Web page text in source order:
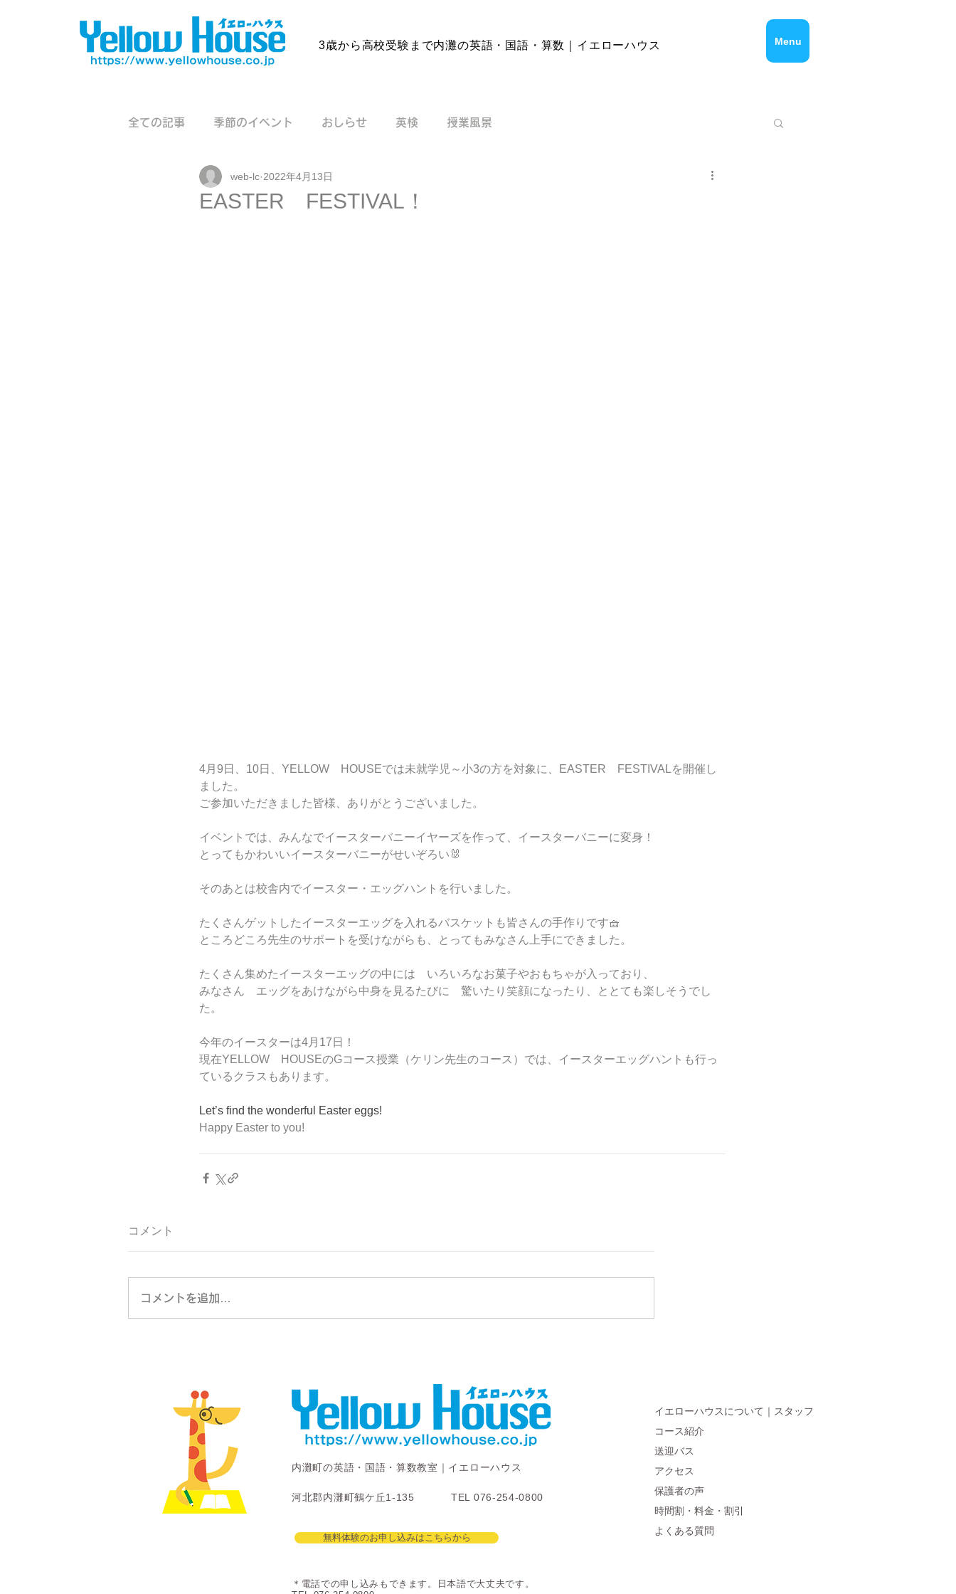
3歳から高校受験まで内灘の英語・国語・ 算数｜イエローハウス Menu
全ての記事 季節のイベント おしらせ 英検 授業風景
EASTER FESTIVAL！
web-lc 2022年4月13日
4月9日、10日、YELLOW　HOUSEでは未就学児～小3の方を対象に、EASTER　FESTIVALを開催し
ました。
ご参加いただきました皆様、ありがとうございました。
イベントでは、みんなでイースターバニーイヤーズを作って、イースターバニーに変身！
とってもかわいいイースターバニーがせいぞろい🐰
そのあとは校舎内でイースター・エッグハントを行いました。
たくさんゲットしたイースターエッグを入れるバスケットも皆さんの手作りです🧺
ところどころ先生のサポートを受けながらも、とってもみなさん上手にできました。
たくさん集めたイースターエッグの中には　いろいろなお菓子やおもちゃが入っており、
みなさん　エッグをあけながら中身を見るたびに　驚いたり笑顔になったり、ととても楽しそうでし
た。
今年のイースターは4月17日！
現在YELLOW　HOUSEのGコース授業（ケリン先生のコース）では、イースターエッグハントも行っ
ているクラスもあります。
Let’s find the wonderful Easter eggs!
Happy Easter to you!
コメント
コメントを追加…
内灘町の英語・国語・算数教室｜イエローハウス
河北郡内灘町鶴ケ丘1-135 TEL 076-254-0800
無料体験のお申し込みはこちらから
イエローハウスについて｜スタッフ
コース紹介
送迎バス
アクセス
保護者の声
時間割・料金・割引
よくある質問
＊電話での申し込みもできます。日本語で大丈夫です。